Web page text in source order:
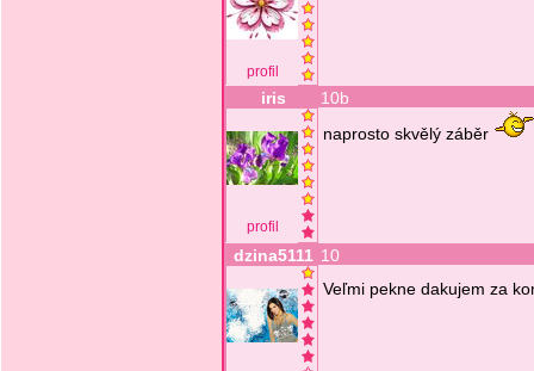
profil
iris 10b
profil
naprosto skvělý záběr
dzina5111 10
Veľmi pekne dakujem za